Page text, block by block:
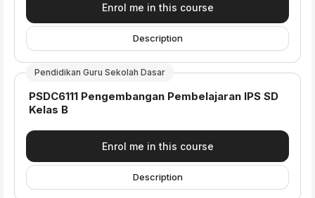
Enrol me in this course
Description
Pendidikan Guru Sekolah Dasar
Course name
PSDC6111 Pengembangan Pembelajaran IPS SD
Kelas B
Enrol me in this course
Description